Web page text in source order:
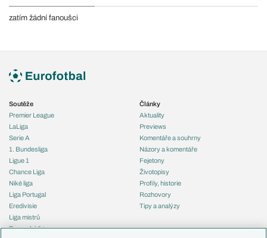
zatím žádní fanoušci
Soutěže
Premier League
LaLiga
Serie A
1. Bundesliga
Ligue 1
Chance Liga
Niké liga
Liga Portugal
Eredivisie
Liga mistrů
Evropská liga
Články
Aktuality
Previews
Komentáře a souhrny
Názory a komentáře
Fejetony
Životopisy
Profily, historie
Rozhovory
Tipy a analýzy